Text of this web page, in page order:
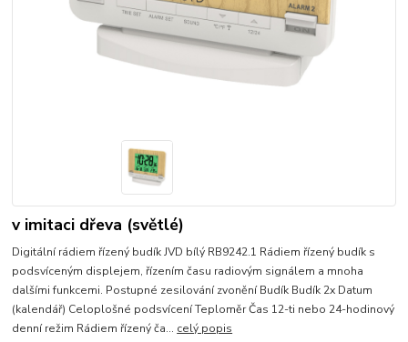
v imitaci dřeva (světlé)
Digitální rádiem řízený budík JVD bílý RB9242.1 Rádiem řízený budík s
podsvíceným displejem, řízením času radiovým signálem a mnoha
dalšími funkcemi. Postupné zesilování zvonění Budík Budík 2x Datum
(kalendář) Celoplošné podsvícení Teploměr Čas 12-ti nebo 24-hodinový
denní režim Rádiem řízený ča... celý popis